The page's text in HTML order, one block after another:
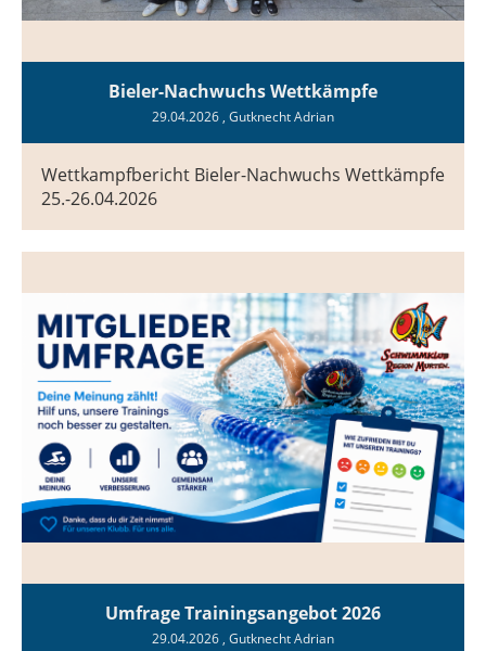
Bieler-Nachwuchs Wettkämpfe
29.04.2026 , Gutknecht Adrian
Wettkampfbericht Bieler-Nachwuchs Wettkämpfe
25.-26.04.2026
Umfrage Trainingsangebot 2026
29.04.2026 , Gutknecht Adrian